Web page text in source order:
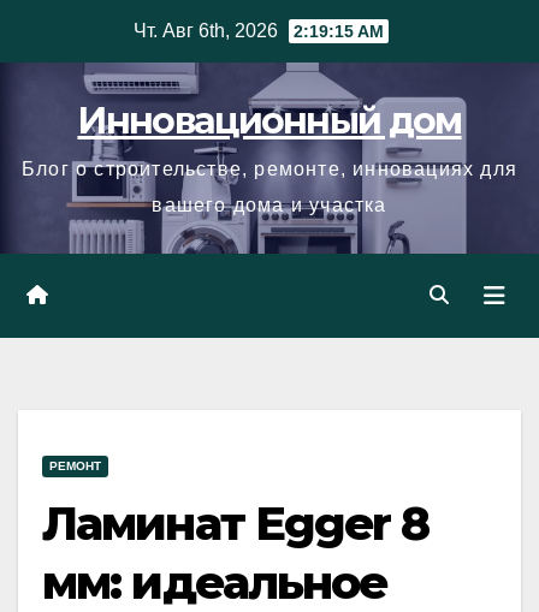
Чт. Авг 6th, 2026 2:19:16 AM
Инновационный дом
Блог о строительстве, ремонте, инновациях для
вашего дома и участка
РЕМОНТ
Ламинат Egger 8
мм: идеальное